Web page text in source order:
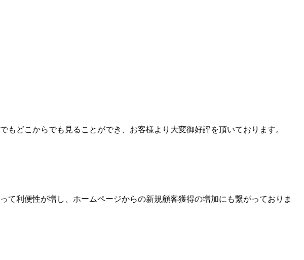
どこからでも見ることができ、お客様より大変御好評を頂いております。
利便性が増し、ホームページからの新規顧客獲得の増加にも繋がっておりま